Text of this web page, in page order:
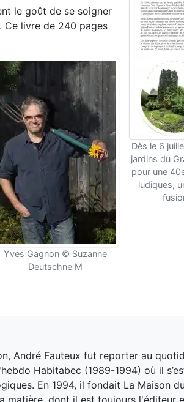
Dès le 6
jardins du
pour une
ludiques,
le goût de se soigner
Ce livre de 240 pages
Yves Gagnon © Suzanne
Deutschne M
André Fauteux fut reporter au
Habitabec (1989-1994) où il
En 1994, il fondait La Maison
matière, dont il est toujours l'éditeur